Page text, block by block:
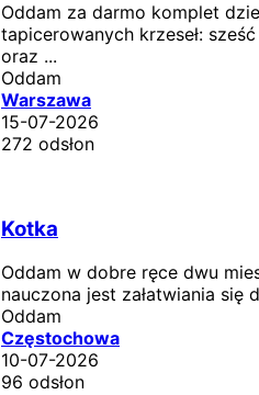
Oddam za darmo komplet
tapicerowanych krzeseł:
oraz ...
Oddam
Warszawa
15-07-2026
272 odsłon
Kotka
Oddam w dobre ręce dwu
nauczona jest załatwiania się
Oddam
Częstochowa
10-07-2026
96 odsłon